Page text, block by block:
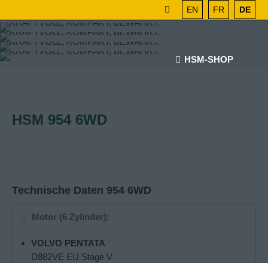
EN FR DE
HSM-SHOP
HSM 954 6WD
Technische Daten 954 6WD
Motor (6 Zylinder):
VOLVO PENTATA
D882VE EU Stage V